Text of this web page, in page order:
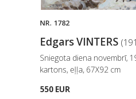
NR. 1782
Edgars VINTERS
Sniegota diena novembrī,
kartons, eļļa, 67X92 cm
550 EUR